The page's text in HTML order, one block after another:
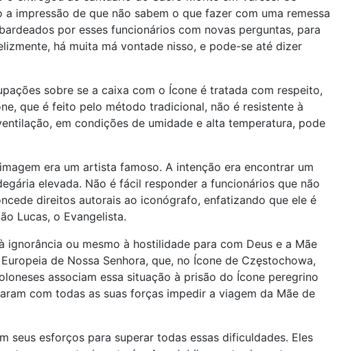
impressão de que não sabem o que fazer com uma remessa
por esses funcionários com novas perguntas, para
há muita má vontade nisso, e pode-se até dizer
sobre se a caixa com o Ícone é tratada com respeito,
que é feito pelo método tradicional, não é resistente à
em condições de umidade e alta temperatura, pode
era um artista famoso. A intenção era encontrar um
elevada. Não é fácil responder a funcionários que não
direitos autorais ao iconógrafo, enfatizando que ele é
Lucas, o Evangelista.
ou mesmo à hostilidade para com Deus e a Mãe
de Nossa Senhora, que, no Ícone de Częstochowa,
associam essa situação à prisão do Ícone peregrino
com todas as suas forças impedir a viagem da Mãe de
seus esforços para superar todas essas dificuldades. Eles